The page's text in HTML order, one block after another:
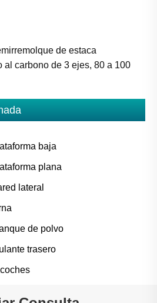
de estaca
al carbono de 3 ejes, 80 a 100
baja
plana
lateral
de polvo
trasero